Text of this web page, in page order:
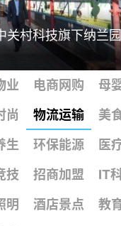
关村科技旗下纳兰
业 电商网购 母
尚 物流运输 美
生 环保能源 医
技 招商加盟 IT
明 酒店景点 教